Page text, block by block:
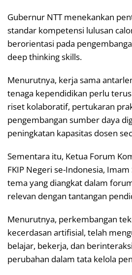
Gubernur NTT menekankan
standar kompetensi lulusan
berorientasi pada
deep thinking skills.
Menurutnya, kerja sama
tenaga kependidikan perlu
riset kolaboratif, pertukaran
pengembangan sumber daya
peningkatan kapasitas dosen
Sementara itu, Ketua Forum
FKIP Negeri se-Indonesia,
tema yang diangkat dalam
relevan dengan tantangan
Menurutnya, perkembangan
kecerdasan artifisial, telah
belajar, bekerja, dan
perubahan dalam tata kelola